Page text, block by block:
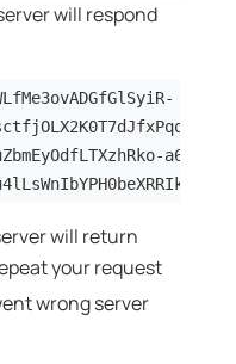
will respond
will return
your request
wrong server